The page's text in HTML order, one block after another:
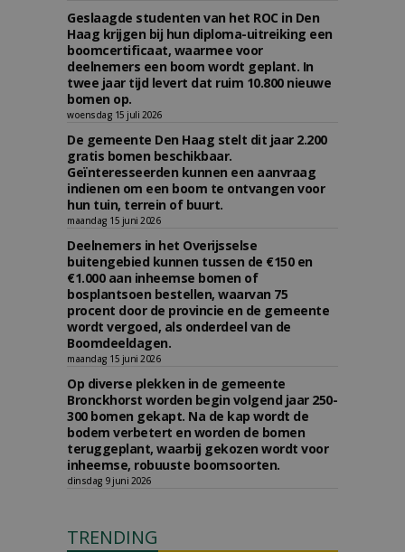
Geslaagde studenten van het ROC in Den
Haag krijgen bij hun diploma-uitreiking een
boomcertificaat, waarmee voor
deelnemers een boom wordt geplant. In
twee jaar tijd levert dat ruim 10.800 nieuwe
bomen op.
woensdag 15 juli 2026
De gemeente Den Haag stelt dit jaar 2.200
gratis bomen beschikbaar.
Geïnteresseerden kunnen een aanvraag
indienen om een boom te ontvangen voor
hun tuin, terrein of buurt.
maandag 15 juni 2026
Deelnemers in het Overijsselse
buitengebied kunnen tussen de €150 en
€1.000 aan inheemse bomen of
bosplantsoen bestellen, waarvan 75
procent door de provincie en de gemeente
wordt vergoed, als onderdeel van de
Boomdeeldagen.
maandag 15 juni 2026
Op diverse plekken in de gemeente
Bronckhorst worden begin volgend jaar 250-
300 bomen gekapt. Na de kap wordt de
bodem verbetert en worden de bomen
teruggeplant, waarbij gekozen wordt voor
inheemse, robuuste boomsoorten.
dinsdag 9 juni 2026
TRENDING